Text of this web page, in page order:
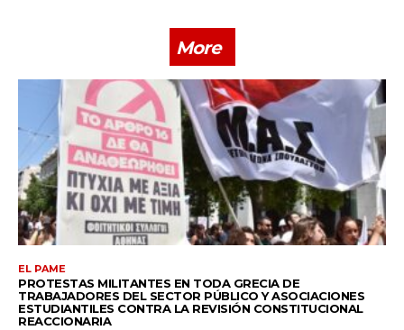
More
EL PAME
PROTESTAS MILITANTES EN TODA GRECIA DE
TRABAJADORES DEL SECTOR PÚBLICO Y ASOCIACIONES
ESTUDIANTILES CONTRA LA REVISIÓN CONSTITUCIONAL
REACCIONARIA